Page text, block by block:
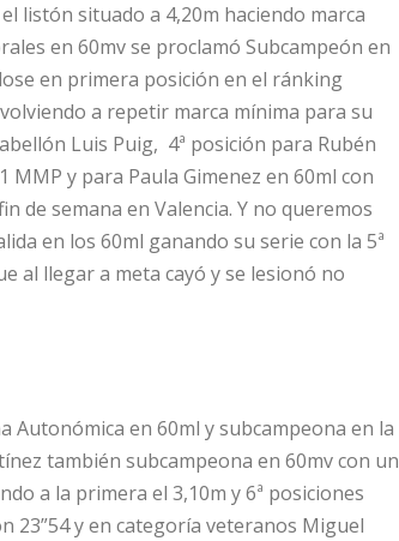
listón situado a 4,20m haciendo marca
en 60mv se proclamó Subcampeón en
en primera posición en el ránking
a repetir marca mínima para su
Luis Puig, 4ª posición para Rubén
MMP y para Paula Gimenez en 60ml con
de semana en Valencia. Y no queremos
en los 60ml ganando su serie con la 5ª
al llegar a meta cayó y se lesionó no
Autonómica en 60ml y subcampeona en la
también subcampeona en 60mv con un
a la primera el 3,10m y 6ª posiciones
23”54 y en categoría veteranos Miguel